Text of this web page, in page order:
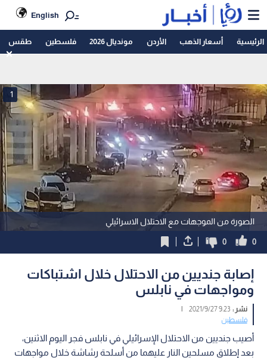
English
الرئيسية أسعار الذهب الأردن مونديال 2026 فلسطين طقس
الصورة من الموجهات مع الاحتلال الاسرائيلي
1
0
0
إصابة جنديين من الاحتلال خلال اشتباكات
ومواجهات في نابلس
نشر :9:23 2021/9/27
|
فلسطين
أصيب جنديين من الاحتلال الإسرائيلي في نابلس فجر اليوم الاثنين،
بعد إطلاق مسلحين النار عليهما من أسلحة رشاشة خلال مواجهات